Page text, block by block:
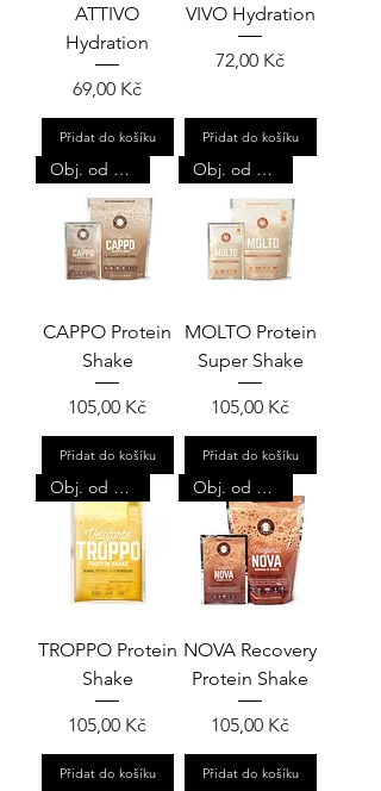
ATTIVO
Hydration
Cena
69,00 Kč
Přidat do košíku
VIVO Hydration
Cena
72,00 Kč
Přidat do košíku
Obj. od 4ks
CAPPO Protein
Shake
Cena
105,00 Kč
Přidat do košíku
Obj. od 4ks
MOLTO Protein
Super Shake
Cena
105,00 Kč
Přidat do košíku
Obj. od 4ks
TROPPO Protein
Shake
Cena
105,00 Kč
Přidat do košíku
Obj. od 4ks
NOVA Recovery
Protein Shake
Cena
105,00 Kč
Přidat do košíku